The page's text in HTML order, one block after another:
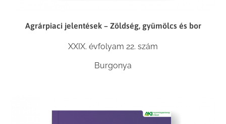
Agrárpiaci jelentések – Zöldség, gyümölcs és bor
XXIX. évfolyam 22. szám
Burgonya